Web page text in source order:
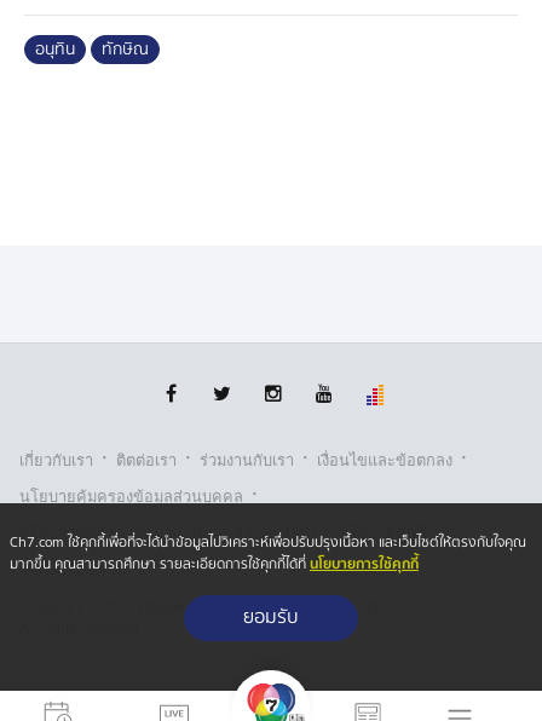
อนุทิน ทักษิณ
เกี่ยวกับเรา · ติตต่อเรา · ร่วมงานกับเรา · เงื่อนไขและข้อตกลง ·
นโยบายคุ้มครองข้อมูลส่วนบุคคล ·
นโยบายคุ้มครองข้อมูลส่วนบุคคล (ออนไลน์) · นโยบายคุกกี้ ·
รับเรื่องร้องเรียน
Copyright © 2026 Bangkok Broadcasting & T.V. Co.,Ltd.
Ch7.com ใช้คุกกี้เพื่อที่จะได้นำข้อมูลไปวิเคราะห์เพื่อปรับปรุงเนื้อหา และเว็บไซต์ให้ตรงกับใจคุณ
มากขึ้น คุณสามารถศึกษา รายละเอียดการใช้คุกกี้ได้ที่นโยบายการใช้คุกกี้
ยอมรับ